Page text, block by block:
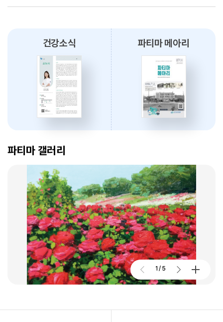
암 표적치료 - 대구파티마병원 병리과 변정섭 과장
2026. 01. 07
암환자의 관리 - 대구파티마병원 혈액종양내과 이선아 과장
2026. 01. 02
대구파티마병원, 동부도서관에서 '우리 아이 발달 체크리스트' 건강강좌
2026.08.03
대구파티마병원, 개원 70주년 기념 『미션, 파티마에서 빛나다』 발간
축하식 개최
2026.07.31
대구광역시간호사회와 함께 개원 70주년 기념 커피부스 운영
대구파티마병원, 진단검사의학과 리모델링 축복식 개최
2026.07.29
우성진 동구청장, 대구파티마병원 방문
2026.07.28
대구파티마병원, 스타키보청기 대구센터로부터 개원 70주년 기념
노트북 기증 받아
2026.07.27
대구파티마병원, 개원 70주년 기념 및 제11회 생명사랑 생명주간 축제
건강소식 파티마 메아리
파티마 갤러리
1 / 5